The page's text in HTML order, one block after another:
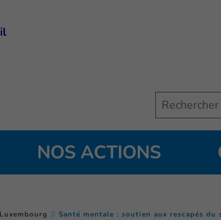
Search
NOS ACTIONS
Santé mentale : soutien aux rescapés du